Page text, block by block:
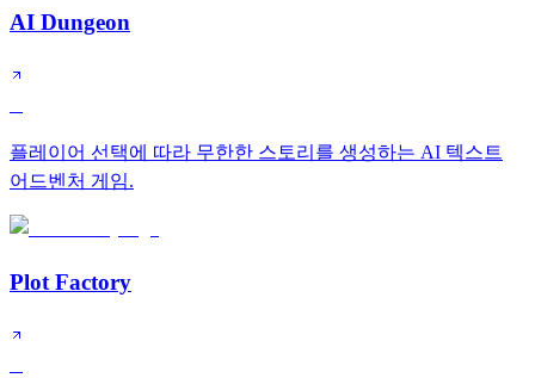
AI Dungeon
플레이어 선택에 따라 무한한 스토리를 생성하는 AI 텍스트
어드벤처 게임.
Plot Factory